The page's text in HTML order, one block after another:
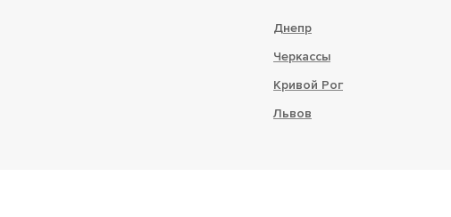
Днепр
Черкассы
Кривой Рог
Львов